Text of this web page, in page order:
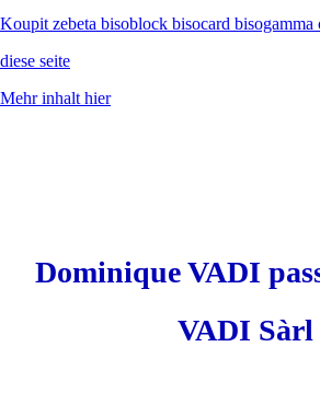
Koupit zebeta bisoblock bisocard bisogamma
diese seite
Mehr inhalt hier
Dominique VADI
VADI Sàrl